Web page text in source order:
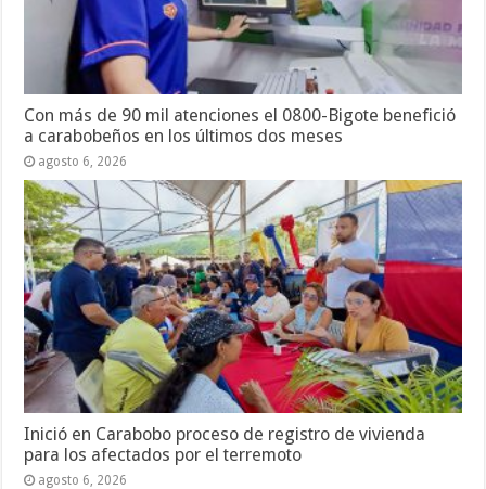
Con más de 90 mil atenciones el 0800-Bigote benefició
a carabobeños en los últimos dos meses
agosto 6, 2026
Inició en Carabobo proceso de registro de vivienda
para los afectados por el terremoto
agosto 6, 2026